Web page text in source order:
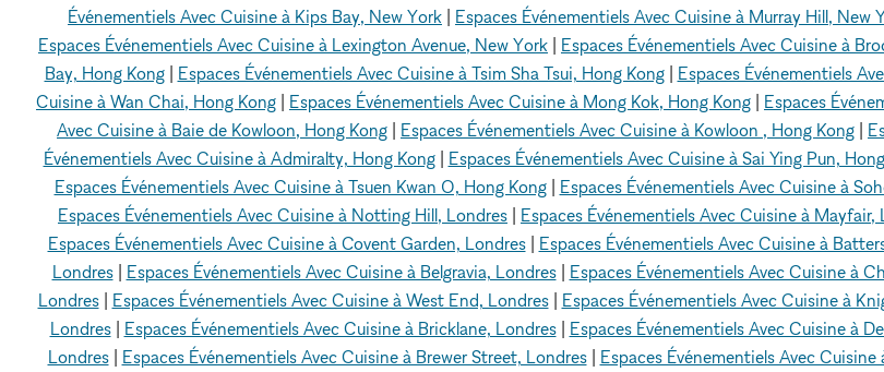
Événementiels Avec Cuisine à Kips Bay, New York | Espaces Événementiels Avec Cuisine à Murray Hill, New
Espaces Événementiels Avec Cuisine à Lexington Avenue, New York | Espaces Événementiels Avec Cuisine à
Bay, Hong Kong| Espaces Événementiels Avec Cuisine à Tsim Sha Tsui, Hong Kong| Espaces Événementiels
Cuisine à Wan Chai, Hong Kong | Espaces Événementiels Avec Cuisine à Mong Kok, Hong Kong | Espaces
Avec Cuisine à Baie de Kowloon, Hong Kong | Espaces Événementiels Avec Cuisine à Kowloon , Hong Kong |
Événementiels Avec Cuisine à Admiralty, Hong Kong| Espaces Événementiels Avec Cuisine à Sai Ying Pun,
Espaces Événementiels Avec Cuisine à Tsuen Kwan O, Hong Kong| Espaces Événementiels Avec Cuisine à
Espaces Événementiels Avec Cuisine à Notting Hill, Londres | Espaces Événementiels Avec Cuisine à Mayfair,
Espaces Événementiels Avec Cuisine à Covent Garden, Londres| Espaces Événementiels Avec Cuisine à
Londres| Espaces Événementiels Avec Cuisine à Belgravia, Londres| Espaces Événementiels Avec Cuisine à
Londres| Espaces Événementiels Avec Cuisine à West End, Londres| Espaces Événementiels Avec Cuisine à
Londres| Espaces Événementiels Avec Cuisine à Bricklane, Londres| Espaces Événementiels Avec Cuisine à
Londres| Espaces Événementiels Avec Cuisine à Brewer Street, Londres| Espaces Événementiels Avec